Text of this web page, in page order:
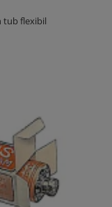
tub flexibil.